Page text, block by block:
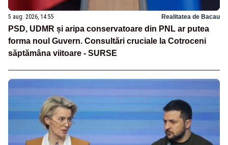
5 aug. 2026, 14:55 Realitatea de Bacau
PSD, UDMR și aripa conservatoare din PNL ar putea
forma noul Guvern. Consultări cruciale la Cotroceni
săptămâna viitoare - SURSE